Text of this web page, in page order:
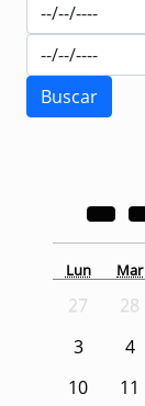
Lun Mar
27 28
3
4
10
11